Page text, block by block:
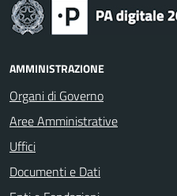
AMMINISTRAZIONE
Organi di Governo
Aree Amministrative
Uffici
Documenti e Dati